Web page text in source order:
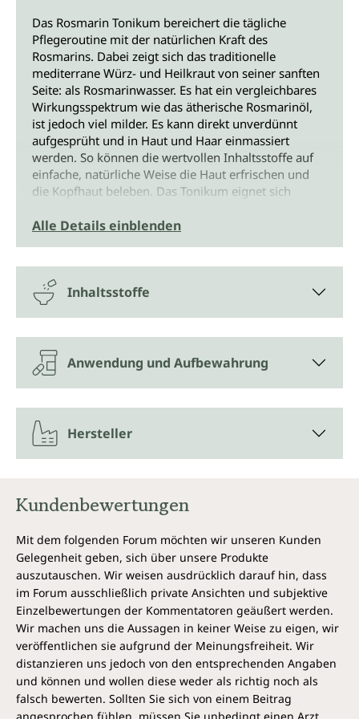
Das Rosmarin Tonikum bereichert die tägliche
Pflegeroutine mit der natürlichen Kraft des
Rosmarins. Dabei zeigt sich das traditionelle
mediterrane Würz- und Heilkraut von seiner sanften
Seite: als Rosmarinwasser. Es hat ein vergleichbares
Wirkungsspektrum wie das ätherische Rosmarinöl,
ist jedoch viel milder. Es kann direkt unverdünnt
aufgesprüht und in Haut und Haar einmassiert
werden. So können die wertvollen Inhaltsstoffe auf
einfache, natürliche Weise die Haut erfrischen und
die Kopfhaut beleben. Das Tonikum eignet sich
pflegendes Haarwasser. Der herb-würzige Duft des
Rosmarinhydrolat - die sanfte
Alternative
Das Bio Rosmarin Tonikum von Unimedica besteht
aus hochwertigem Rosmarinhydrolat. Dabei handelt
es sich um Rosmarinwasser aus
wertvollen Inhaltsstoffe und geschätzten
Eigenschaften des Rosmarins bestmöglich erhalten
bleiben. Rosmarinhydrolat ist eine sanfte Alternative
aufgetragen werden. Pflanzendestillate wurden
bereits seit dem 7. Jahrhundert als Naturheilmittel
und Schönheitselixiere verwendet. Ihre Renaissance
erlebten die Hydrolate durch die Aromatherapie.
Aktivierende Pflege mit der
natürlichen Kraft des Rosmarins
Die leichte hautreizende Eigenschaft des Rosmarins
regt die Durchblutung an, was in der Haarpflege
besonders geschätzt wird. Es kann die Kopfhaut
stimulieren und gibt dem Haar spürbare Frische und
Vitalität zurück, ohne es zu belasten oder die Haut zu
Alle Details einblenden
Inhaltsstoffe
Anwendung und Aufbewahrung
Hersteller
Kundenbewertungen
Mit dem folgenden Forum möchten wir unseren Kunden
Gelegenheit geben, sich über unsere Produkte
auszutauschen. Wir weisen ausdrücklich darauf hin, dass
im Forum ausschließlich private Ansichten und subjektive
Einzelbewertungen der Kommentatoren geäußert werden.
Wir machen uns die Aussagen in keiner Weise zu eigen, wir
veröffentlichen sie aufgrund der Meinungsfreiheit. Wir
distanzieren uns jedoch von den entsprechenden Angaben
und können und wollen diese weder als richtig noch als
falsch bewerten. Sollten Sie sich von einem Beitrag